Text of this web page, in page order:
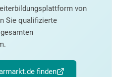
von
Sie qualifizierte
finden